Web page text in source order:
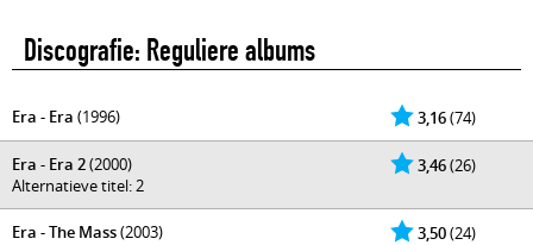
Discografie: Reguliere albums
3,16(74)
Era - Era (1996)
3,46(26)
Era - Era 2(2000)
Alternatieve titel: 2
3,50(24)
Era - The Mass(2003)